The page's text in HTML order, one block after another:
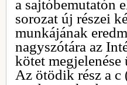
a sajtóbemutatón
sorozat új részei
munkájának
nagyszótára az
kötet megjelenése
Az ötödik rész a c